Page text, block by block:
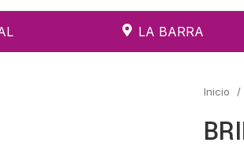
LA BARRA
Inicio